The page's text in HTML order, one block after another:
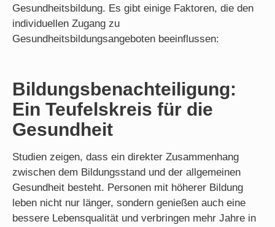
Gesundheitsbildung. Es gibt einige Faktoren, die den
individuellen Zugang zu
Gesundheitsbildungsangeboten beeinflussen:
Bildungsbenachteiligung:
Ein Teufelskreis für die
Gesundheit
Studien zeigen, dass ein direkter Zusammenhang
zwischen dem Bildungsstand und der allgemeinen
Gesundheit besteht. Personen mit höherer Bildung
leben nicht nur länger, sondern genießen auch eine
bessere Lebensqualität und verbringen mehr Jahre in